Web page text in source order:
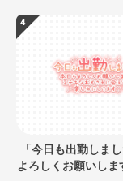
「今日も出勤しま
よろしくお願いしま